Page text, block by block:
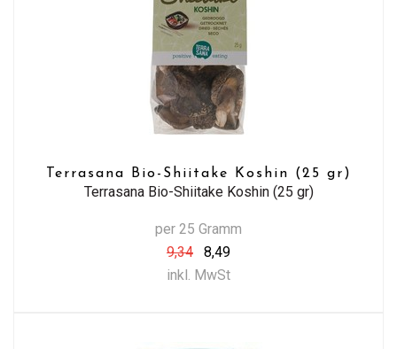
Terrasana Bio-Shiitake Koshin (25 gr)
Terrasana Bio-Shiitake Koshin (25 gr)
per 25 Gramm
9,34
8,49
inkl. MwSt